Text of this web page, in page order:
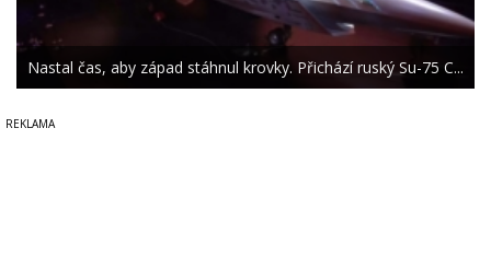
Nastal čas, aby západ stáhnul krovky. Přichází ruský Su-75 C...